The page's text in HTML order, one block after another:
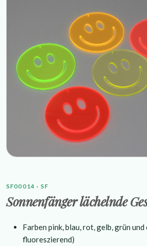
SF00014 · SF
Sonnenfänger lächelnde
Farben pink, blau, rot, gelb, grün und
fluoreszierend)